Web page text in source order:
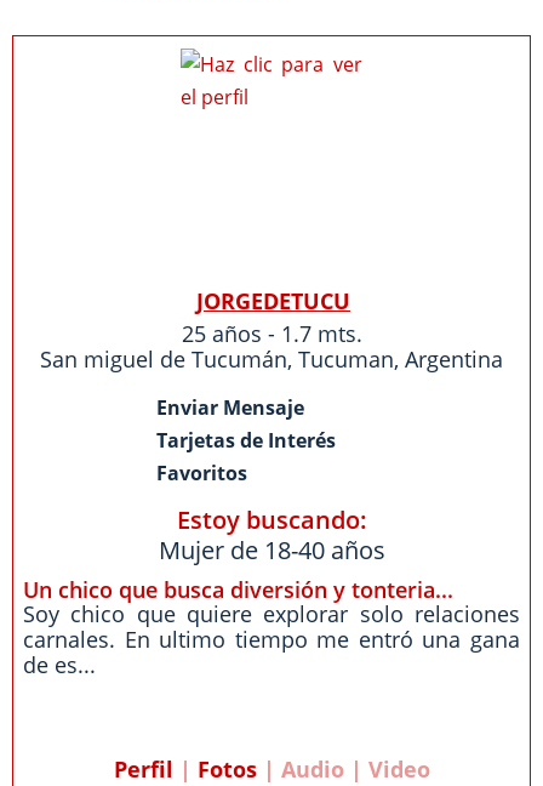
JORGEDETUCU
25 años - 1.7 mts.
San miguel de Tucumán, Tucuman, Argentina
Enviar Mensaje
Tarjetas de Interés
Favoritos
Estoy buscando:
Mujer de 18-40 años
Un chico que busca diversión y tonteria...
Soy chico que quiere explorar solo relaciones
carnales. En ultimo tiempo me entró una gana
de es...
Perfil | Fotos| Audio | Video